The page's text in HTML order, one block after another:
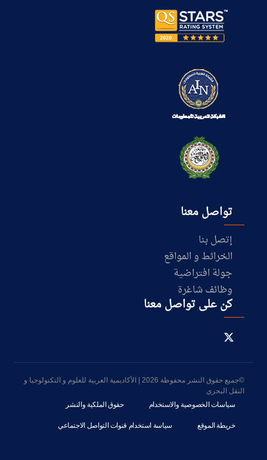
تواصل معنا
إتصل بنا
الخرائط و المواقع
جولة افتراضية
وظائف شاغرة
كن على تواصل معنا
©جميع حقوق النشر محفوظة 2026 | الأكاديمية العربية للعلوم و التكنولوجيا و
النقل البحري
سياسات الخصوصية والاستخدام
حقوق الملكية والنشر
خريطة الموقع سياسة استخدام قنوات التواصل الاجتماعي